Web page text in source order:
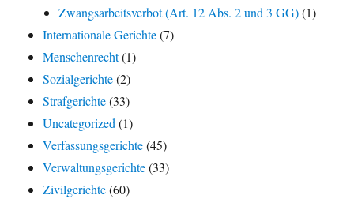
Zwangsarbeitsverbot (Art. 12 Abs. 2 und 3 GG)(1)
Internationale Gerichte(7)
Menschenrecht(1)
Sozialgerichte(2)
Strafgerichte(33)
Uncategorized (1)
Verfassungsgerichte(45)
Verwaltungsgerichte(33)
Zivilgerichte(60)